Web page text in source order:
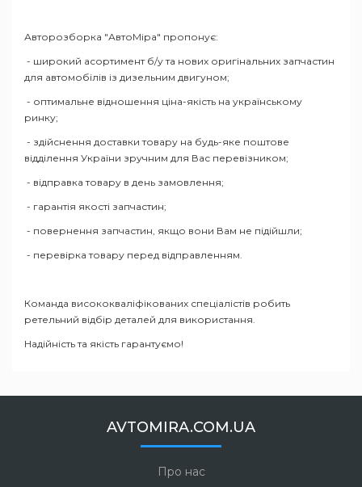
Авторозборка "АвтоМіра" пропонує:
- широкий асортимент б/у та нових оригінальних запчастин
для автомобілів із дизельним двигуном;
- оптимальне відношення ціна-якість на українському
ринку;
- здійснення доставки товару на будь-яке поштове
відділення України зручним для Вас перевізником;
- відправка товару в день замовлення;
- гарантія якості запчастин;
- повернення запчастин, якщо вони Вам не підійшли;
- перевірка товару перед відправленням.
Команда висококваліфікованих спеціалістів робить
ретельний відбір деталей для використання.
Надійність та якість гарантуємо!
AVTOMIRA.COM.UA
Про нас